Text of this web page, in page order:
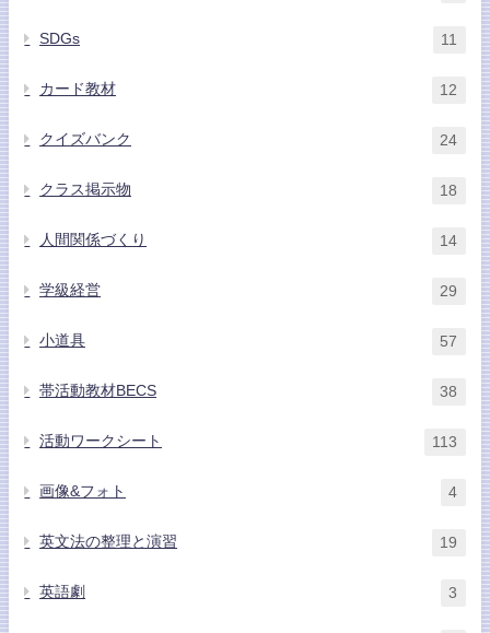
SDGs 11
カード教材 12
クイズバンク 24
クラス掲示物 18
人間関係づくり 14
学級経営 29
小道具 57
帯活動教材BECS 38
活動ワークシート 113
画像&フォト 4
英文法の整理と演習 19
英語劇 3